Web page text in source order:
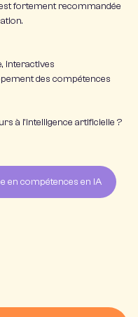
fortement recommandée
interactives
des compétences
à l’intelligence artificielle ?
en compétences en IA